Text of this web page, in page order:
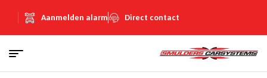
Aanmelden alarm Direct contact